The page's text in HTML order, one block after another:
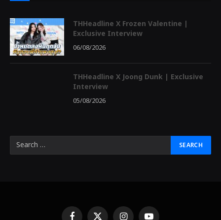
THHeadline X Frozen Valentine |
Exclusive Interview
06/08/2026
THHeadline X Joong Dunk | Exclusive
Interview
05/08/2026